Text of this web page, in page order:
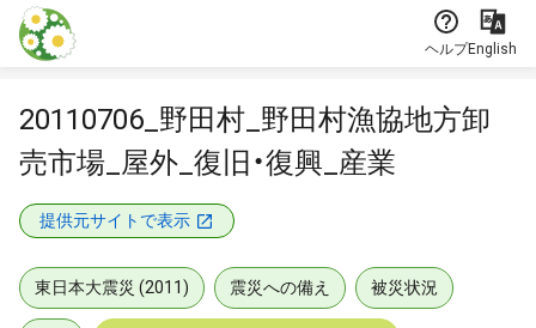
本文に飛ぶ
ヘルプEnglish
20110706_野田村_野田村漁協地方卸
売市場_屋外_復旧・復興_産業
提供元サイトで表示
東日本大震災 (2011) 震災への備え 被災状況